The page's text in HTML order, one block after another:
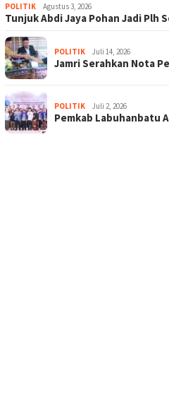
POLITIK Agustus 3, 2026
Tunjuk Abdi Jaya Pohan Jadi Plh
POLITIK Juli 14, 2026
Jamri Serahkan Nota
POLITIK Juli 2, 2026
Pemkab Labuhanbatu